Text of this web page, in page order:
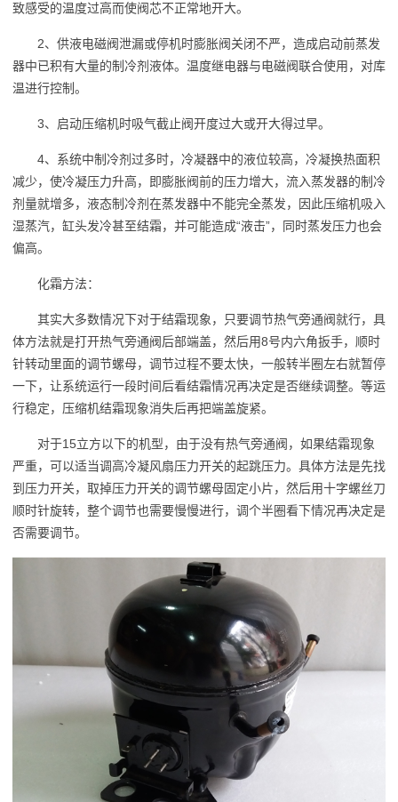
致感受的温度过高而使阀芯不正常地开大。
2、供液电磁阀泄漏或停机时膨胀阀关闭不严，造成启动前蒸发
器中已积有大量的制冷剂液体。温度继电器与电磁阀联合使用，对库
温进行控制。
3、启动压缩机时吸气截止阀开度过大或开大得过早。
4、系统中制冷剂过多时，冷凝器中的液位较高，冷凝换热面积
减少，使冷凝压力升高，即膨胀阀前的压力增大，流入蒸发器的制冷
剂量就增多，液态制冷剂在蒸发器中不能完全蒸发，因此压缩机吸入
湿蒸汽，缸头发冷甚至结霜，并可能造成“液击”，同时蒸发压力也会
偏高。
化霜方法：
其实大多数情况下对于结霜现象，只要调节热气旁通阀就行，具
体方法就是打开热气旁通阀后部端盖，然后用8号内六角扳手，顺时
针转动里面的调节螺母，调节过程不要太快，一般转半圈左右就暂停
一下，让系统运行一段时间后看结霜情况再决定是否继续调整。等运
行稳定，压缩机结霜现象消失后再把端盖旋紧。
对于15立方以下的机型，由于没有热气旁通阀，如果结霜现象
严重，可以适当调高冷凝风扇压力开关的起跳压力。具体方法是先找
到压力开关，取掉压力开关的调节螺母固定小片，然后用十字螺丝刀
顺时针旋转，整个调节也需要慢慢进行，调个半圈看下情况再决定是
否需要调节。